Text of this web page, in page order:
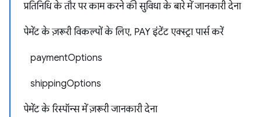
प्रतिनिधि के तौर पर काम करने की सुविधा के बारे में जानकारी देना
पेमेंट के ज़रूरी विकल्पों के लिए, PAY इंटेंट एक्स्ट्रा पार्स करें
paymentOptions
shippingOptions
पेमेंट के रिस्पॉन्स में ज़रूरी जानकारी देना